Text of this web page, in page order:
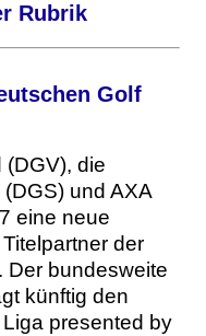
Rubrik
Golf
(DGV), die
und AXA
eine neue
der
Der bundesweite
künftig den
presented by